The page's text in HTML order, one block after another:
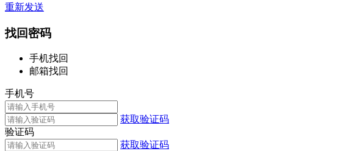
重新发送
找回密码
手机找回
邮箱找回
手机号
获取验证码
验证码
获取验证码